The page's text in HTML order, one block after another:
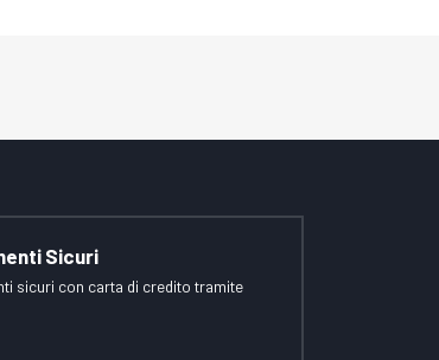
Sicuri
sicuri con carta di credito tramite